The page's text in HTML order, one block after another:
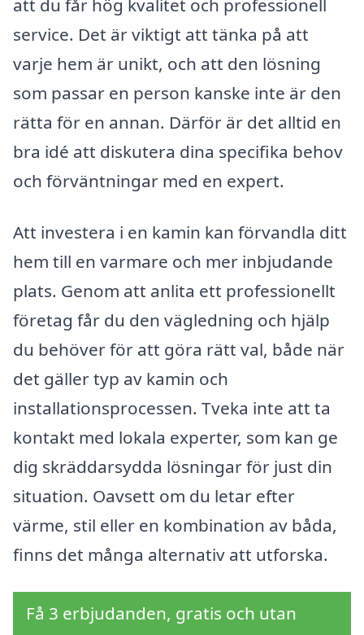
att du får hög kvalitet och professionell
service. Det är viktigt att tänka på att
varje hem är unikt, och att den lösning
som passar en person kanske inte är den
rätta för en annan. Därför är det alltid en
bra idé att diskutera dina specifika behov
och förväntningar med en expert.
Att investera i en kamin kan förvandla ditt
hem till en varmare och mer inbjudande
plats. Genom att anlita ett professionellt
företag får du den vägledning och hjälp
du behöver för att göra rätt val, både när
det gäller typ av kamin och
installationsprocessen. Tveka inte att ta
kontakt med lokala experter, som kan ge
dig skräddarsydda lösningar för just din
situation. Oavsett om du letar efter
värme, stil eller en kombination av båda,
finns det många alternativ att utforska.
Få 3 erbjudanden, gratis och utan